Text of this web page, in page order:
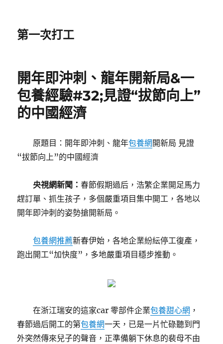
第一次打工
開年即沖刺、龍年開新局&一
包養經驗#32;見證“拔節向上”
的中國經濟
原題目：開年即沖刺、龍年包養網 開新局 見證
“拔節向上”的中國經濟
央視網新聞：春節假期過后，浩繁企業開足馬力
趕訂單、抓生孩子，多個嚴重項目集中開工，各地以
開年即沖刺的姿勢搶開新局。
包養網推薦新春伊始，各地企業紛紜停工復產，
跑出開工“加快度”，多地嚴重項目穩步推動。
在浙江瑞安的這家car 零部件企業包養甜心網 ，
春節過后開工的第包養網一天，已是一片忙碌聽到門
外突然傳來兒子的聲音，正準備躺下休息的裴母不由